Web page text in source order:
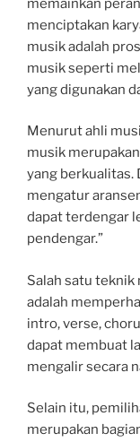
memainkan
menciptakan
musik adalah
musik seperti
yang digunakan
Menurut ahli
musik
yang berkualitas.
mengatur
dapat terdengar
pendengar.”
Salah satu
adalah
intro, verse,
dapat membuat
mengalir secara
Selain itu,
merupakan